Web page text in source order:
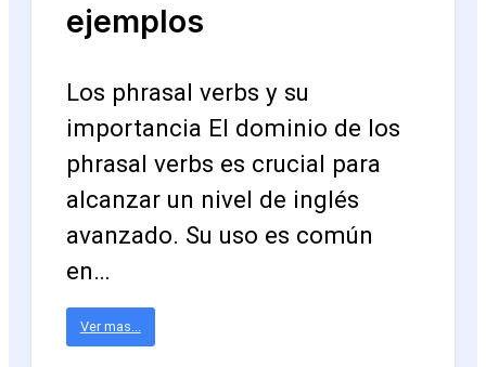
ejemplos
Los phrasal verbs y su
importancia El dominio de los
phrasal verbs es crucial para
alcanzar un nivel de inglés
avanzado. Su uso es común
en…
Ver mas...